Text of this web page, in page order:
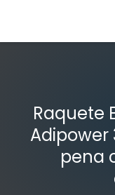
Raquete
Adipower
pena